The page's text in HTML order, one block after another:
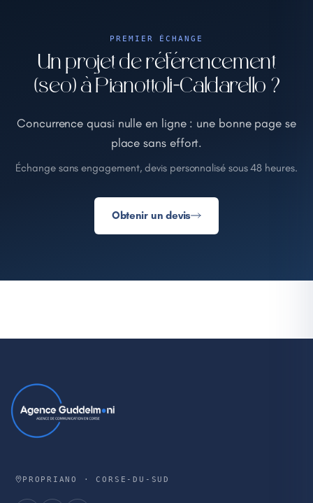
PREMIER ÉCHANGE
Un projet de référencement
(seo) à Pianottoli-Caldarello ?
Concurrence quasi nulle en ligne : une bonne page se
place sans effort.
Échange sans engagement, devis personnalisé sous 48 heures.
Obtenir un devis
PROPRIANO · CORSE-DU-SUD